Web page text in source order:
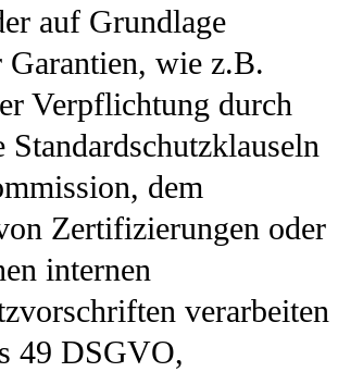
auf Grundlage
Garantien, wie z.B.
Verpflichtung durch
Standardschutzklauseln
dem
Zertifizierungen oder
internen
verarbeiten
49 DSGVO,